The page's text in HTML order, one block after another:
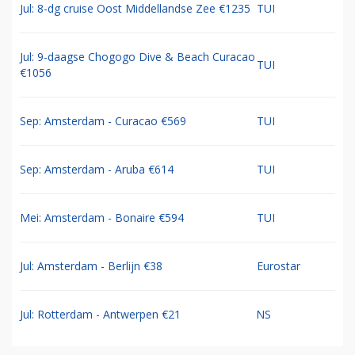
Jul: 8-dg cruise Oost Middellandse Zee €1235 TUI
Jul: 9-daagse Chogogo Dive & Beach Curacao
€1056
TUI
Sep: Amsterdam - Curacao €569 TUI
Sep: Amsterdam - Aruba €614 TUI
Mei: Amsterdam - Bonaire €594 TUI
Jul: Amsterdam - Berlijn €38 Eurostar
Jul: Rotterdam - Antwerpen €21 NS